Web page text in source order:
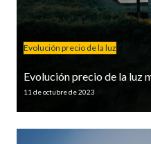
Evolución precio de la luz
Evolución precio de la luz
11 de octubre de 2023